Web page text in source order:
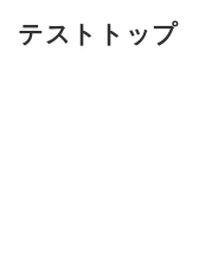
テストトップ